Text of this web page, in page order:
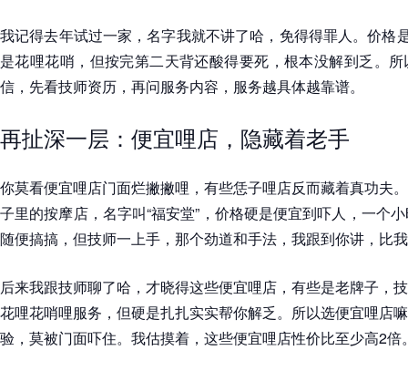
我记得去年试过一家，名字我就不讲了哈，免得得罪人。价格
是花哩花哨，但按完第二天背还酸得要死，根本没解到乏。
信，先看技师资历，再问服务内容，服务越具体越靠谱。
再扯深一层：便宜哩店，隐藏着老手
你莫看便宜哩店门面烂撇撇哩，有些恁子哩店反而藏着真功夫
子里的按摩店，名字叫“福安堂”，价格硬是便宜到吓人，一个
随便搞搞，但技师一上手，那个劲道和手法，我跟到你讲，比
后来我跟技师聊了哈，才晓得这些便宜哩店，有些是老牌子，
花哩花哨哩服务，但硬是扎扎实实帮你解乏。所以选便宜哩店
验，莫被门面吓住。我估摸着，这些便宜哩店性价比至少高2倍